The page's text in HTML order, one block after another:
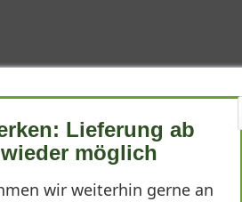
Lieferung ab
möglich
wir weiterhin gerne an